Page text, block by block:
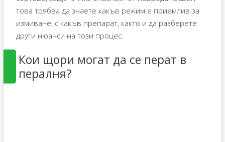
това трябва да знаете какъв режим е приемлив за
измиване, с какъв препарат, както и да разберете
други нюанси на този процес.
Кои щори могат да се перат в
пералня?